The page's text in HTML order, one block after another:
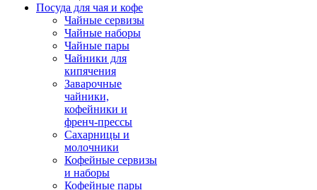
Посуда для чая и кофе
Чайные сервизы
Чайные наборы
Чайные пары
Чайники для
кипячения
Заварочные
чайники,
кофейники и
френч-прессы
Сахарницы и
молочники
Кофейные сервизы
и наборы
Кофейные пары